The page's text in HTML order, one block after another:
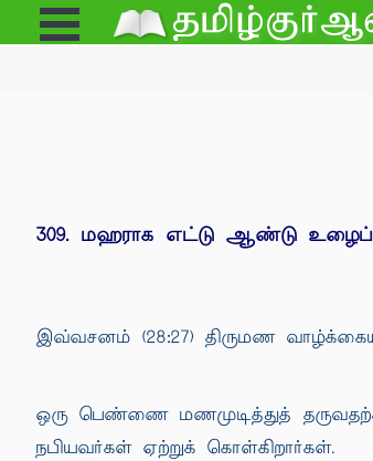
Open
Menu
309. மஹராக எட்டு ஆண்டு
இவ்வசனம் (28:27) திருமண
ஒரு பெண்ணை மணமுடித்துத்
நபியவர்கள் ஏற்றுக் கொள்கிறார்கள்.